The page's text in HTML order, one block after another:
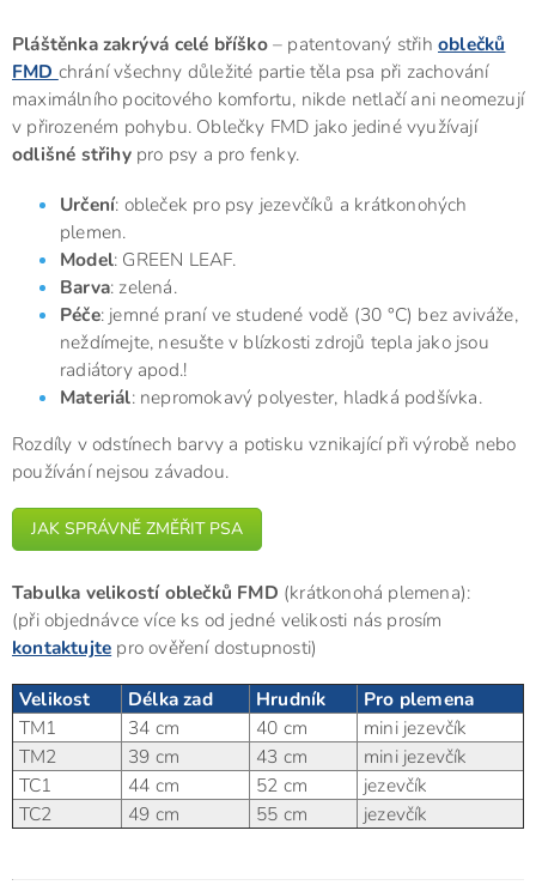
Pláštěnka zakrývá celé bříško– patentovaný střihoblečků
FMD chrání všechny důležité partie těla psa při zachování
maximálního pocitového komfortu, nikde netlačí ani neomezují
v přirozeném pohybu. Oblečky FMD jako jediné využívají
odlišné střihypro psy a pro fenky.
Určení: obleček pro psy jezevčíků a krátkonohých
plemen.
Model: GREEN LEAF.
Barva: zelená.
Péče: jemné praní ve studené vodě (30 °C) bez aviváže,
neždímejte, nesušte v blízkosti zdrojů tepla jako jsou
radiátory apod.!
Materiál: nepromokavý polyester, hladká podšívka.
Rozdíly v odstínech barvy a potisku vznikající při výrobě nebo
používání nejsou závadou.
JAK SPRÁVNĚ ZMĚŘIT PSA
Tabulka velikostí oblečků FMD (krátkonohá plemena):
(při objednávce více ks od jedné velikosti nás prosím
kontaktujte pro ověření dostupnosti)
Velikost Délka zad Hrudník
Pro plemena
TM1
34 cm 40 cm
mini jezevčík
TM2
39 cm 43 cm
mini jezevčík
TC1
44 cm 52 cm
jezevčík
TC2
49 cm 55 cm jezevčík